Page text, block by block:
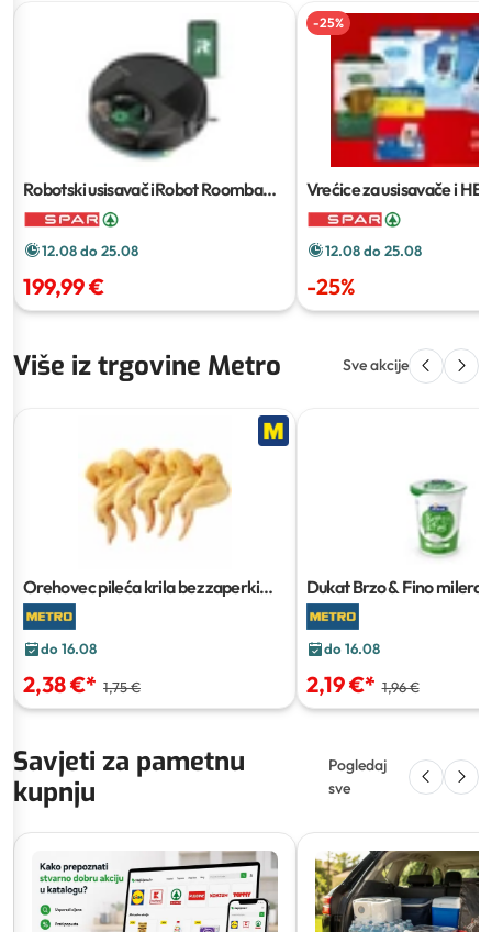
Robotski usisavač iRobot Roomba
Combo 2051 kom
12.08 do 25.08
199,99 €
-25%
Vrećice za usisavače i
12.08 do 25.08
-25%
Više iz trgovine Metro Sve akcije
Orehovec pileća krila bez zaperki
pakiranje cca 10 kg
do 16.08
2,38 €* 1,75 €
Dukat Brzo & Fino
do 16.08
2,19 €* 1,96 €
Savjeti za pametnu
kupnju
Pogledaj
sve